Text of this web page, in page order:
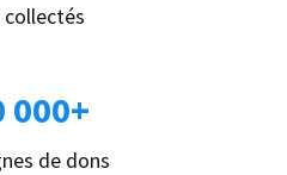
collectés
000+
de dons